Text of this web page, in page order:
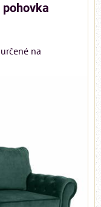
pohovka
na